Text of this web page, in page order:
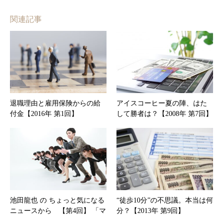
関連記事
退職理由と雇用保険からの給
付金【2016年 第1回】
アイスコーヒー夏の陣、はた
して勝者は？【2008年 第7回】
池田龍也 の ちょっと気になる
ニュースから 【第4回】 「マ
“徒歩10分”の不思議。本当は何
分？【2013年 第9回】